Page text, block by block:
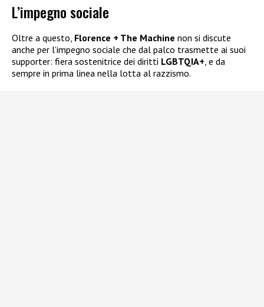
L’impegno sociale
Oltre a questo, Florence + The Machine non si discute
anche per l’impegno sociale che dal palco trasmette ai suoi
supporter: fiera sostenitrice dei diritti LGBTQIA+ , e da
sempre in prima linea nella lotta al razzismo.